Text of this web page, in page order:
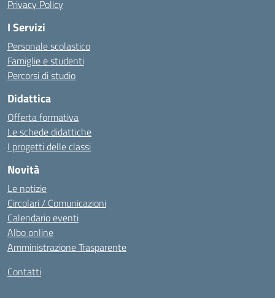
Privacy Policy
I Servizi
Personale scolastico
Famiglie e studenti
Percorsi di studio
Didattica
Offerta formativa
Le schede didattiche
I progetti delle classi
Novità
Le notizie
Circolari / Comunicazioni
Calendario eventi
Albo online
Amministrazione Trasparente
Contatti